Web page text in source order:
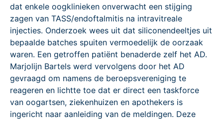
dat enkele oogklinieken onverwacht een stijging
zagen van TASS/endoftalmitis na intravitreale
injecties. Onderzoek wees uit dat siliconendeeltjes uit
bepaalde batches spuiten vermoedelijk de oorzaak
waren. Een getroffen patiënt benaderde zelf het AD.
Marjolijn Bartels werd vervolgens door het AD
gevraagd om namens de beroepsvereniging te
reageren en lichtte toe dat er direct een taskforce
van oogartsen, ziekenhuizen en apothekers is
ingericht naar aanleiding van de meldingen. Deze